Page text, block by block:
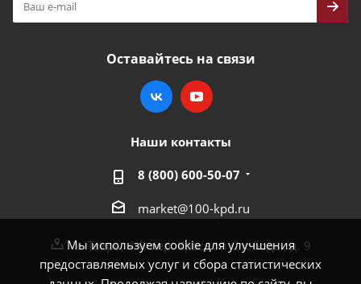
Мы используем cookie для улучшения
предоставляемых услуг и сбора статистических
Оставайтесь на связи
Наши контакты
8 (800) 600-50-07
market@100-kpd.ru
г. Тверь, 4-й пер. Красной Слободы, д. 9